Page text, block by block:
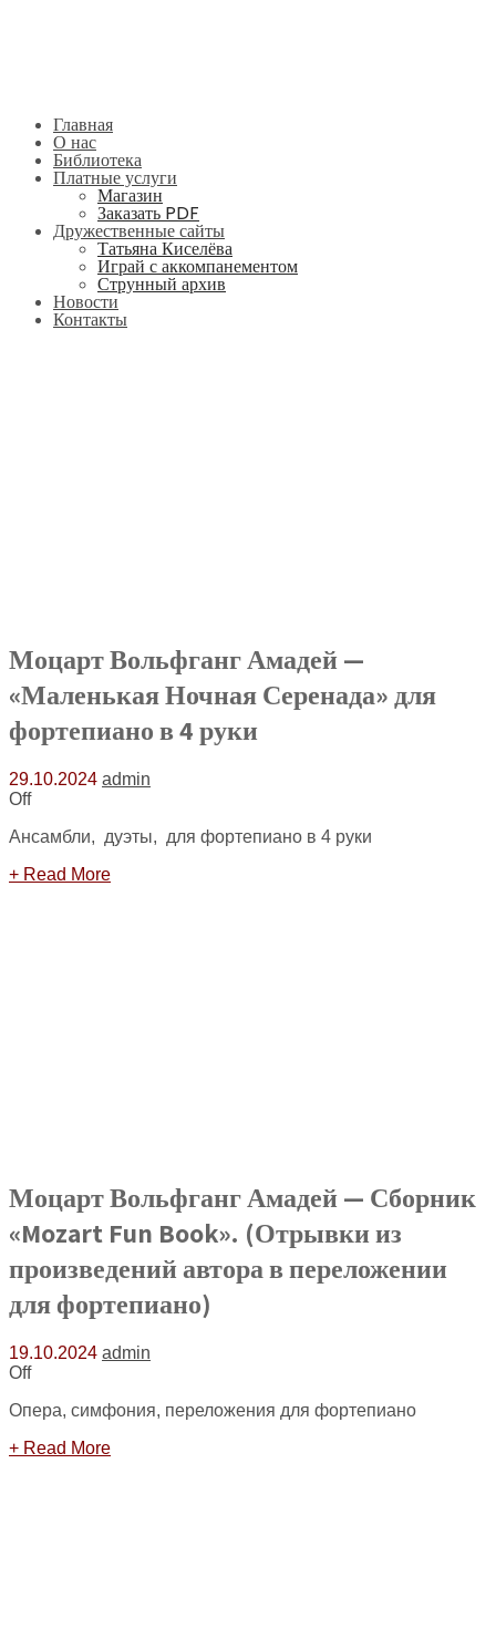
Главная
О нас
Библиотека
Платные услуги
Магазин
Заказать PDF
Дружественные сайты
Татьяна Киселёва
Играй с аккомпанементом
Струнный архив
Новости
Контакты
Моцарт Вольфганг Амадей —
«Маленькая Ночная Серенада» для
фортепиано в 4 руки
29.10.2024 admin
Off
Ансамбли, дуэты, для фортепиано в 4 руки
+ Read More
Моцарт Вольфганг Амадей — Сборник
«Mozart Fun Book». (Отрывки из
произведений автора в переложении
для фортепиано)
19.10.2024 admin
Off
Опера, симфония, переложения для фортепиано
+ Read More